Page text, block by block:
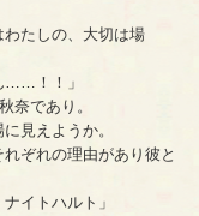
たしの、大切は場
……！！」
奈であり。
見えようか。
ぞれの理由があり彼と
イトハルト」